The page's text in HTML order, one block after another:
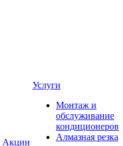
Акции
Услуги
Монтаж и
обслуживание
кондиционеров
Алмазная резка